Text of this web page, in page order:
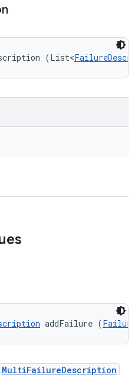
(List<
addFailure (
MultiFailureDescription